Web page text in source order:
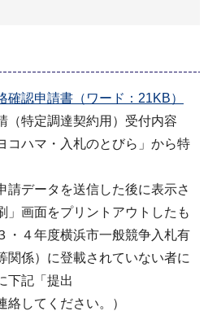
確認申請書（ワード：21KB）
特定調達契約用）受付内容
コハマ・入札のとびら」から特
データを送信した後に表示さ
」画面をプリントアウトしたも
・４年度横浜市一般競争入札有
関係）に登載されていない者に
下記「提出
してください。）